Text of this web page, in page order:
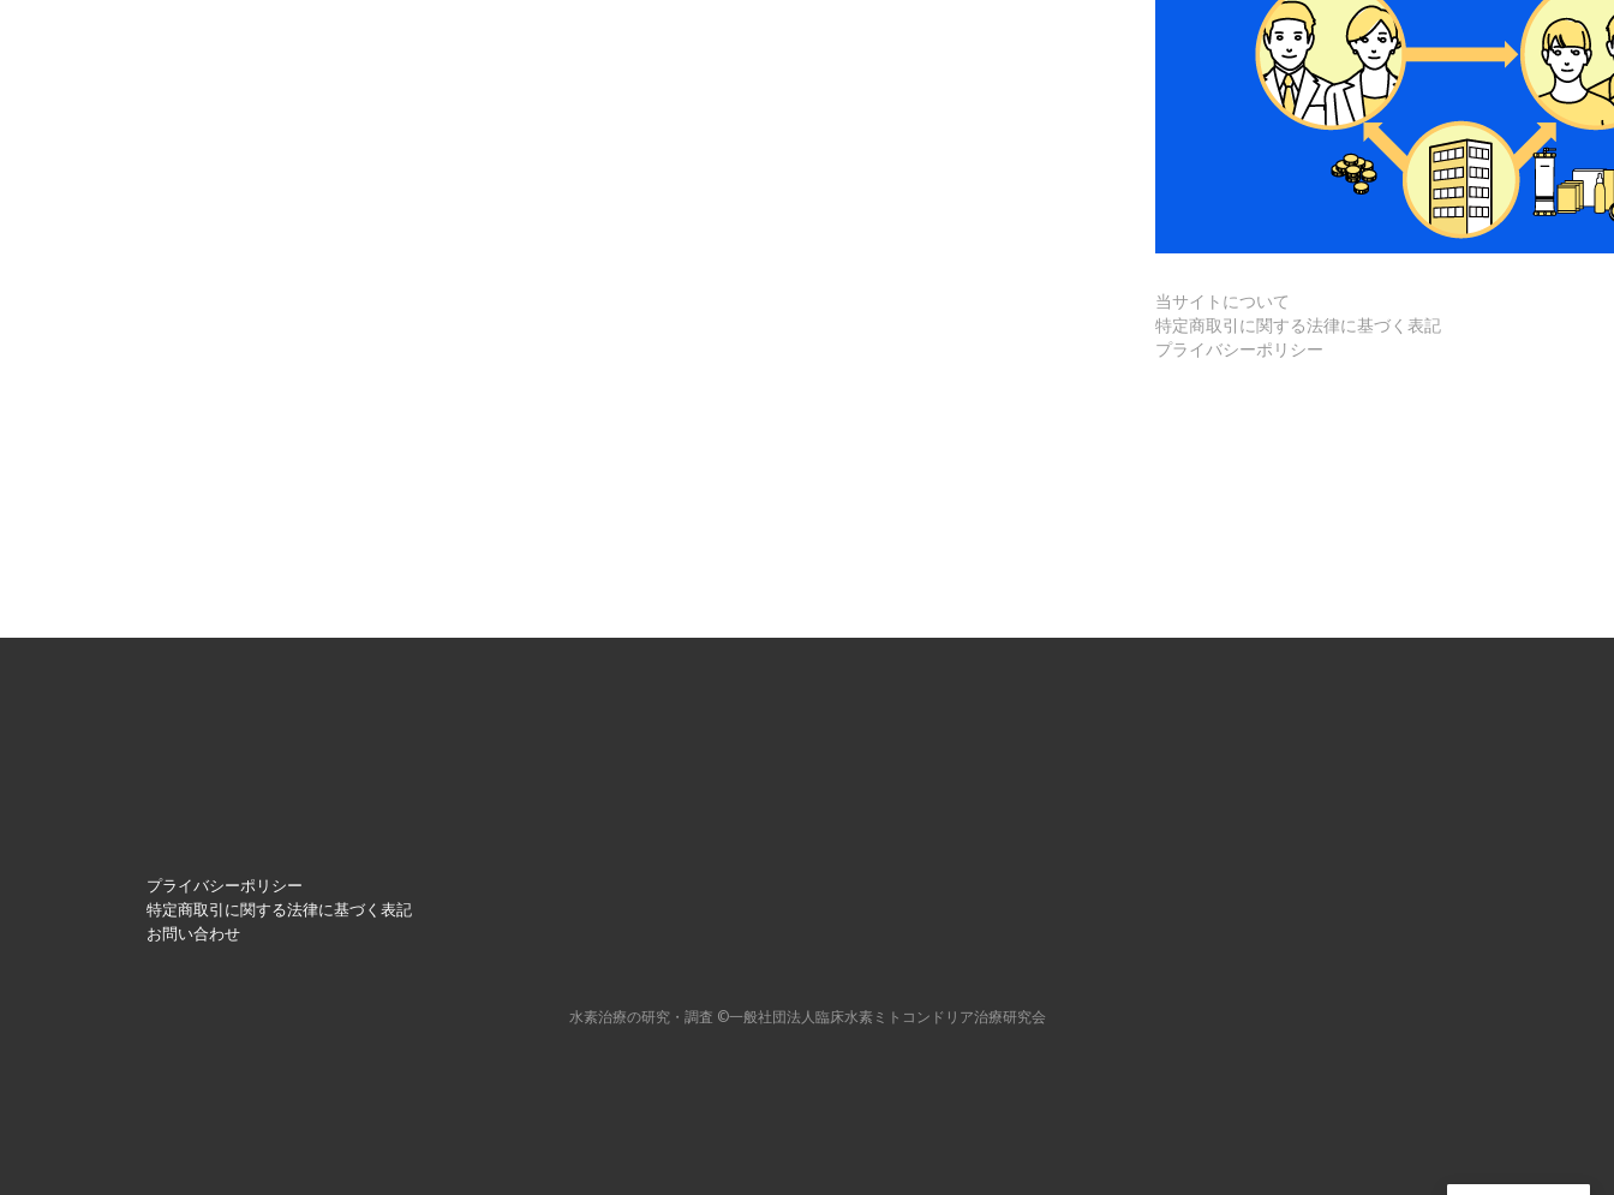
当サイトについて
特定商取引に関する法律に基づく表記
プライバシーポリシー
プライバシーポリシー
特定商取引に関する法律に基づく表記
お問い合わせ
⽔素治療の研究・調査 ©一般社団法人臨床水素ミトコンドリア治療研究会